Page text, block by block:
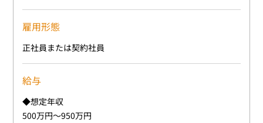
雇用形態
正社員または契約社員
給与
◆想定年収
500万円～950万円